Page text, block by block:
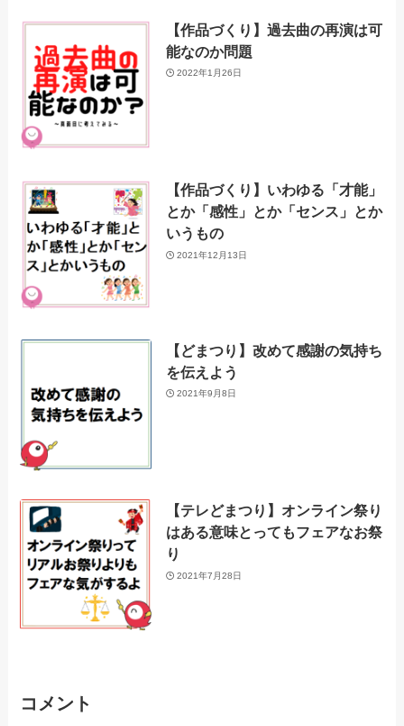
【作品づくり】過去曲の再演は可
能なのか問題
2022年1月26日
【作品づくり】いわゆる「才能」
とか「感性」とか「センス」とか
いうもの
2021年12月13日
【どまつり】改めて感謝の気持ち
を伝えよう
2021年9月8日
【テレどまつり】オンライン祭り
はある意味とってもフェアなお祭
り
2021年7月28日
コメント